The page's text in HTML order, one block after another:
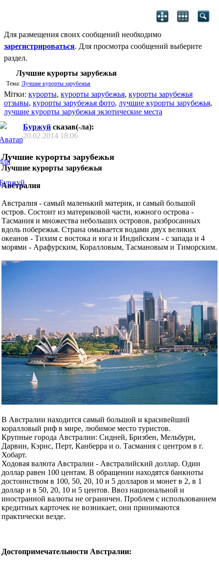
Для размещения своих сообщений необходимо
зарегистрироваться. Для просмотра сообщений выберите
раздел.
Лучшие курорты зарубежья
Тема: Лучшие курорты зарубежья
Мітки: курорты, курорты зарубежья, курорты зарубежья
отзывы, курорты зарубежья фото, лучшие курорты зарубежья,
лучшие курорты зарубежья экзотические места
Буржуй сказав(-ла):
20.02.2014 18:06
Лучшие курорты зарубежья
Лучшие курорты зарубежья
Австралия
Австралия - самый маленький материк, и самый большой
остров. Состоит из материковой части, южного острова -
Тасмания и множества небольших островов, разбросанных
вдоль побережья. Страна омывается водами двух великих
океанов - Тихим с востока и юга и Индийским - с запада и 4
морями - Арафурским, Коралловым, Тасмановым и Тиморским.
В Австралии находится самый большой и красивейший
коралловый риф в мире, любимое место туристов.
Крупные города Австралии: Сидней, Бризбен, Мельбурн,
Дарвин, Кэрнс, Перт, Канберра и о. Тасмания с центром в г.
Хобарт.
Ходовая валюта Австралии - Австралийский доллар. Один
доллар равен 100 центам. В обращении находятся банкноты
достоинством в 100, 50, 20, 10 и 5 долларов и монет в 2, в 1
доллар и в 50, 20, 10 и 5 центов. Ввоз национальной и
иностранной валюты не ограничен. Проблем с использованием
кредитных карточек не возникает, они принимаются
практически везде.
Достопримечательности Австралии: